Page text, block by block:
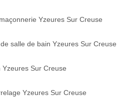
Yzeures Sur Creuse
salle de bain Yzeures Sur Creuse
Sur Creuse
Yzeures Sur Creuse